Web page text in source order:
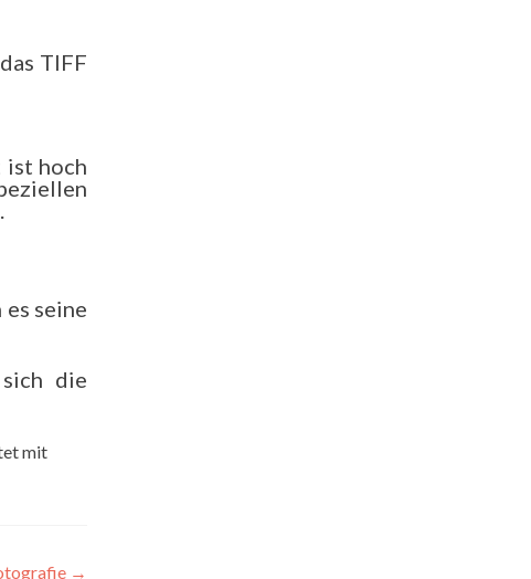
TIFF
hoch
seine
die
mit
→